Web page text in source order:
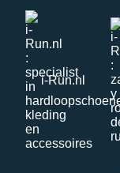
i-Run.nl